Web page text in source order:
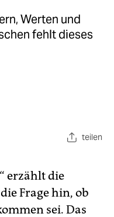
Werten und
fehlt dieses
teilen
erzählt die
Frage hin, ob
sei. Das